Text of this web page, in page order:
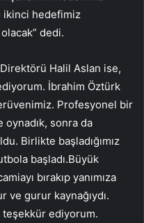
ikinci hedefimiz
dedi.
Halil Aslan ise,
İbrahim Öztürk
Profesyonel bir
oynadık, sonra da
Birlikte başladığımız
başladı.Büyük
bırakıp yanımıza
gurur kaynağıydı.
ediyorum.